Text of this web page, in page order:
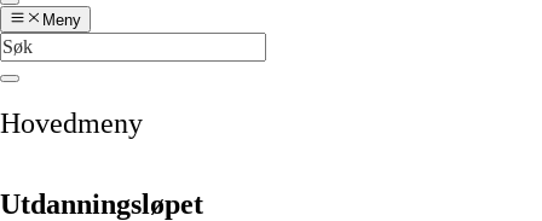
Meny
Hovedmeny
Utdanningsløpet